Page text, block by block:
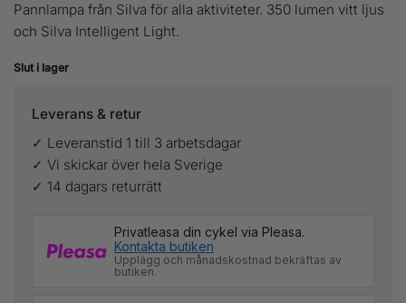
Pannlampa från Silva för alla aktiviteter. 350 lumen vitt ljus
och Silva Intelligent Light.
Slut i lager
Leverans & retur
✓ Leveranstid 1 till 3 arbetsdagar
✓ Vi skickar över hela Sverige
✓ 14 dagars returrätt
Privatleasa din cykel via Pleasa.
Kontakta butiken
Upplägg och månadskostnad bekräftas av
butiken.